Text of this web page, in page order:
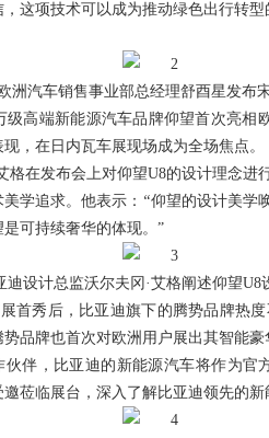
这项技术可以成为推动绿色出行转
洲汽车销售事业部总经理舒酉星发布
级高端新能源汽车品牌仰望首次亮相
，在日内瓦车展现场成为全场焦点。
格在发布会上对仰望U8的设计理念进
学追求。他表示： “仰望的设计美学
可持续奢华的体现。”
迪设计总监沃尔夫冈·艾格阐述仰望U8
首秀后，比亚迪旗下的腾势品牌热度
品牌也首次对欧洲用户展出其智能豪
伴，比亚迪的新能源汽车将作为官
莅临展台，深入了解比亚迪领先的新